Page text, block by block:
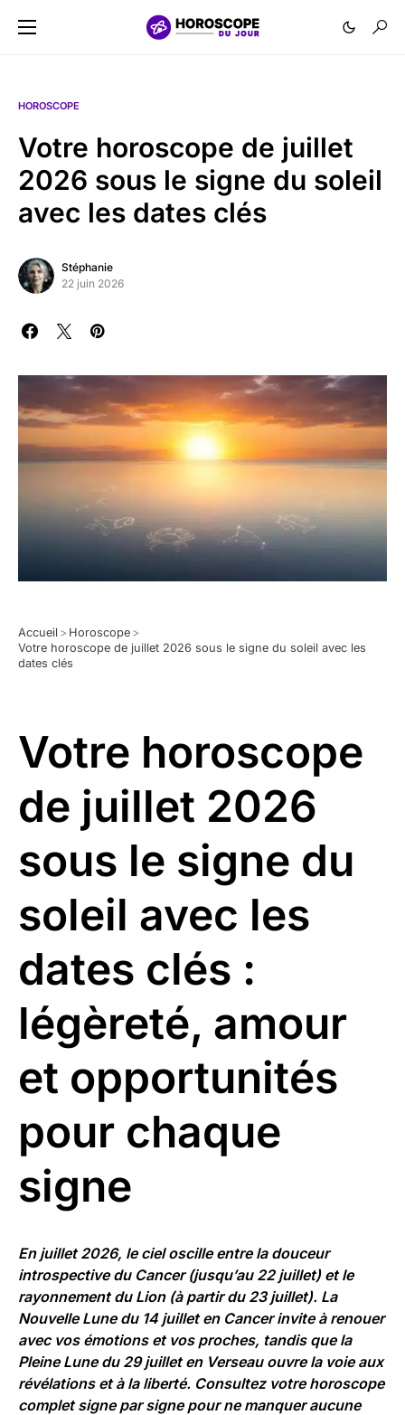
HOROSCOPE
Votre horoscope de juillet
2026 sous le signe du soleil
avec les dates clés
Stéphanie
22 juin 2026
Accueil > Horoscope >
Votre horoscope de juillet 2026 sous le signe du soleil avec les
dates clés
Votre horoscope
de juillet 2026
sous le signe du
soleil avec les
dates clés :
légèreté, amour
et opportunités
pour chaque
signe
En juillet 2026, le ciel oscille entre la douceur
introspective du Cancer (jusqu’au 22 juillet) et le
rayonnement du Lion (à partir du 23 juillet). La
Nouvelle Lune du 14 juillet en Cancer invite à renouer
avec vos émotions et vos proches, tandis que la
Pleine Lune du 29 juillet en Verseau ouvre la voie aux
révélations et à la liberté. Consultez votre horoscope
complet signe par signepour ne manquer aucune